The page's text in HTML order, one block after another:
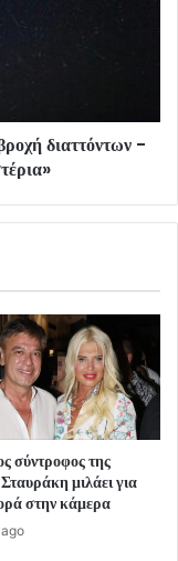
διαττόντων -
σύντροφος της
μιλάει για
στην κάμερα